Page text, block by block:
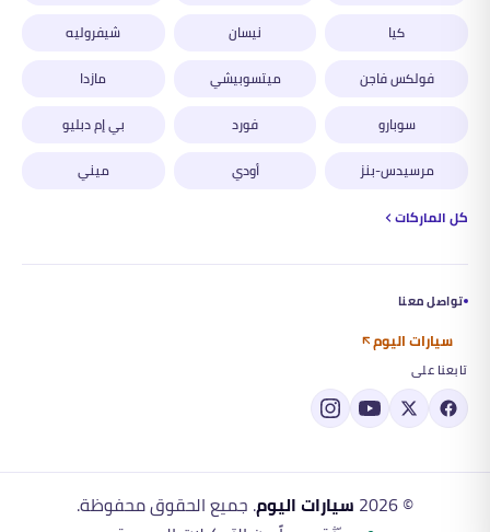
كيا
نيسان
شيفروليه
فولكس فاجن
ميتسوبيشي
مازدا
سوبارو
فورد
بي إم دبليو
مرسيدس-بنز
أودي
ميني
كل الماركات
تواصل معنا
سيارات اليوم
تابعنا على
©
2026 سيارات اليوم. جميع الحقوق محفوظة.